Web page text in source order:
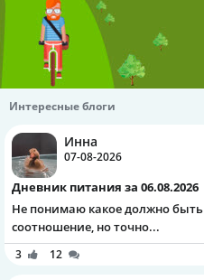
Интересные блоги
Инна
07-08-2026
Дневник питания за 06.08.2026
Не понимаю какое должно быть
соотношение, но точно...
3 12